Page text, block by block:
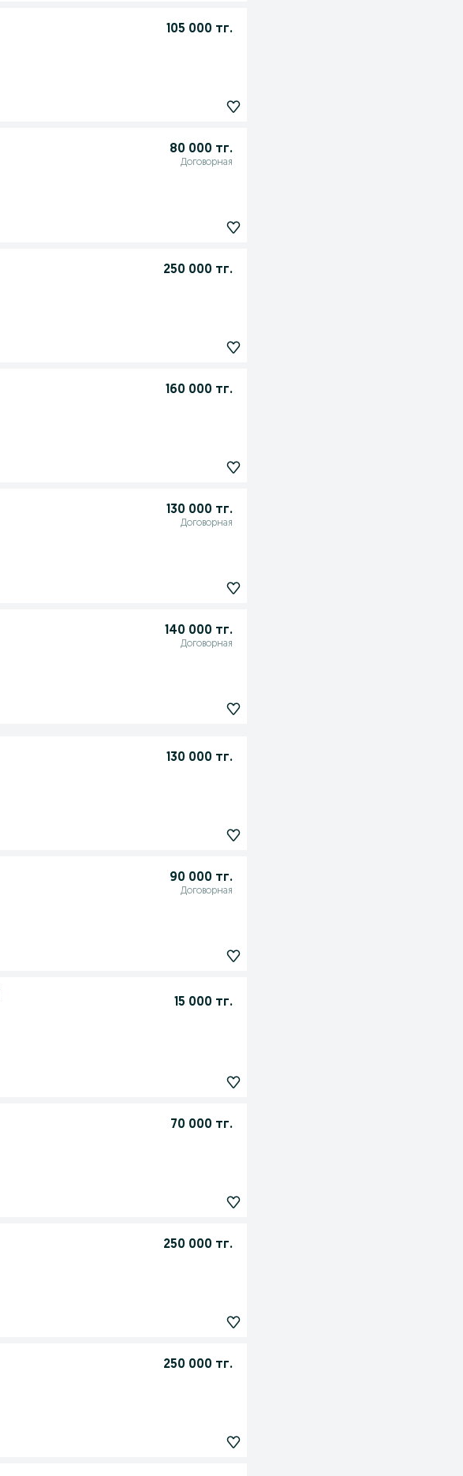
105 000 тг.
80 000 тг.
Договорная
250 000 тг.
160 000 тг.
130 000 тг.
Договорная
140 000 тг.
Договорная
130 000 тг.
90 000 тг.
Договорная
15 000 тг.
70 000 тг.
250 000 тг.
250 000 тг.